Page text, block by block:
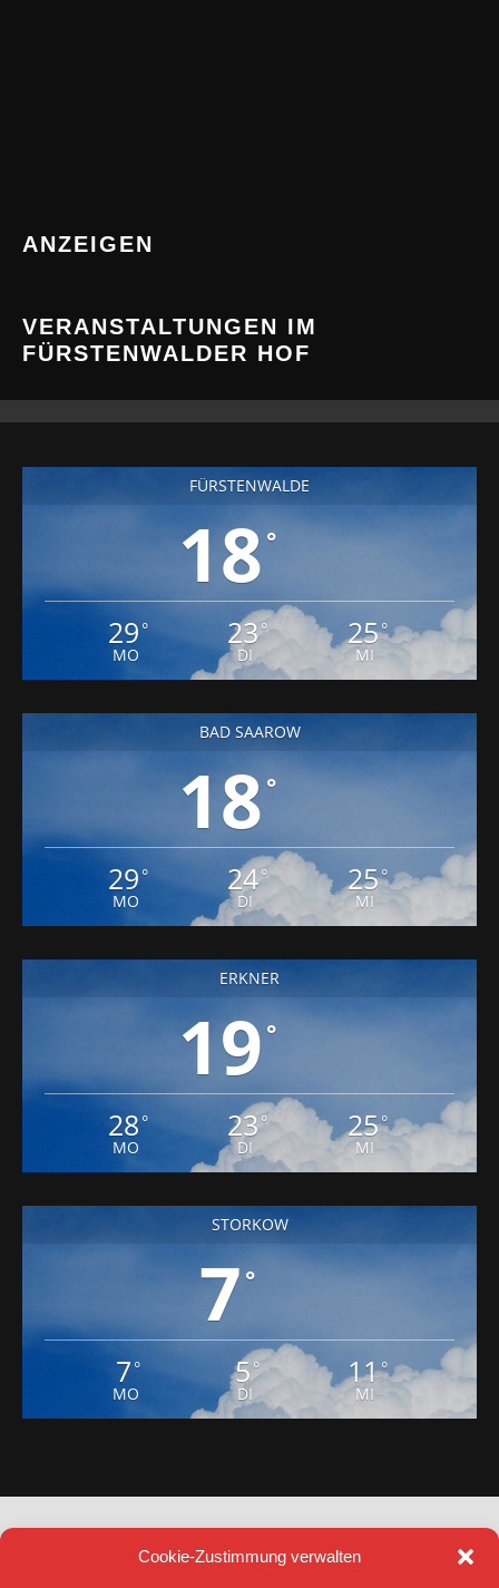
Cookie-Zustimmung verwalten
ANZEIGEN
VERANSTALTUNGEN IM
FÜRSTENWALDER HOF
FÜRSTENWALDE
18 °
29 °
MO
23°
DI
25°
MI
BAD SAAROW
18 °
29 °
MO
24°
DI
25°
MI
ERKNER
19 °
28 °
MO
23°
DI
25°
MI
STORKOW
7°
7 °
MO
5°
DI
11°
MI